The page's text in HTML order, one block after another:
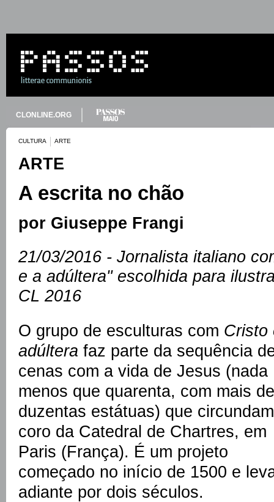
CLONLINE.ORG
CULTURA ARTE
ARTE
A escrita no chão
por Giuseppe Frangi
21/03/2016 - Jornalista italiano
e a adúltera" escolhida para
CL 2016
O grupo de esculturas com Cristo
adúltera faz parte da sequência
cenas com a vida de Jesus (nada
menos que quarenta, com mais de
duzentas estátuas) que
coro da Catedral de Chartres, em
Paris (França). É um projeto
começado no início de 1500 e
adiante por dois séculos.